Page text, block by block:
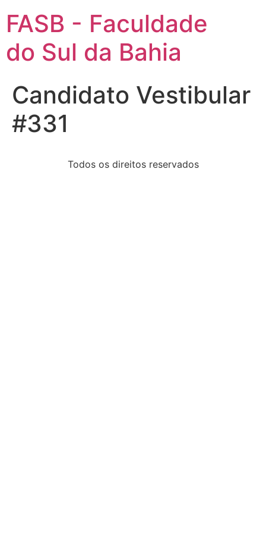
FASB - Faculdade
do Sul da Bahia
Candidato Vestibular
#331
Todos os direitos reservados